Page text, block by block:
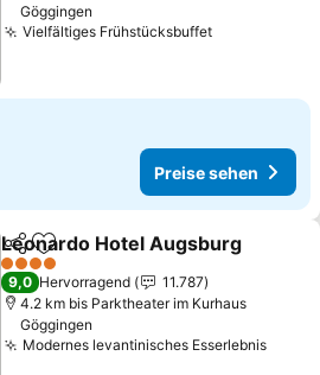
Göggingen
Vielfältiges FrühstücksbuffetPreise
Preise sehen
TeilenZu Favoriten hinzufügen
Leonardo Hotel Augsburg
4 Sterne
9,0 Hervorragend
11.787
4.2 km bis Parktheater im Kurhaus
Göggingen
Modernes levantinisches Esserlebnis